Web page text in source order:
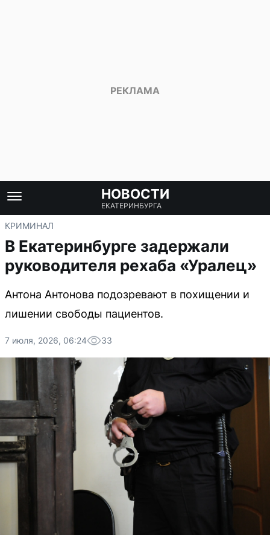
НОВОСТИ
ЕКАТЕРИНБУРГА
КРИМИНАЛ
В Екатеринбурге задержали
руководителя рехаба «Уралец»
Антона Антонова подозревают в похищении и
лишении свободы пациентов.
7 июля, 2026, 06:24 33